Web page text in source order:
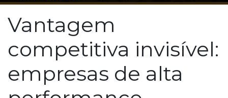
Vantagem
competitiva invisível:
empresas de alta